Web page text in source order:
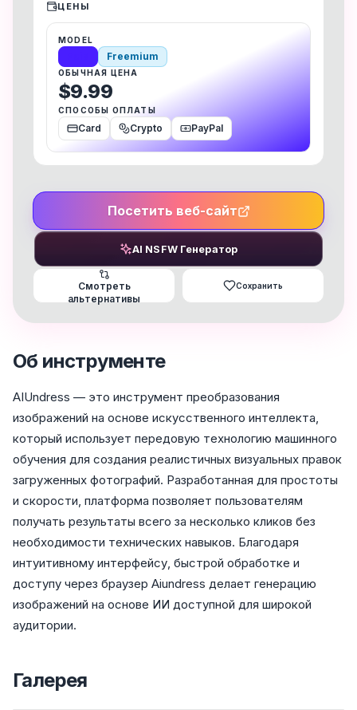
ЦЕНЫ
MODEL
Freemium
ОБЫЧНАЯ ЦЕНА
$9.99
СПОСОБЫ ОПЛАТЫ
Card Crypto PayPal
Посетить веб-сайт
AI NSFW Генератор
Смотреть
альтернативы
Сохранить
Об инструменте
AIUndress — это инструмент преобразования
изображений на основе искусственного интеллекта,
который использует передовую технологию машинного
обучения для создания реалистичных визуальных правок
загруженных фотографий. Разработанная для простоты
и скорости, платформа позволяет пользователям
получать результаты всего за несколько кликов без
необходимости технических навыков. Благодаря
интуитивному интерфейсу, быстрой обработке и
доступу через браузер Aiundress делает генерацию
изображений на основе ИИ доступной для широкой
аудитории.
Галерея